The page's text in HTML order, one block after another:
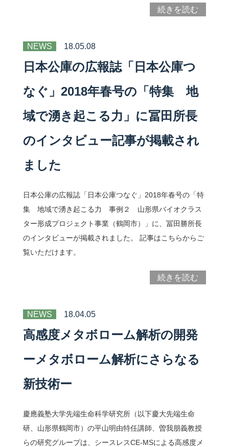
続きを読む
NEWS 18.05.08
日本公庫の広報誌「日本公庫つ
なぐ」2018年春号の「特集 地
域で湧き起こる力」に冨田所長
のインタビュー記事が掲載され
ました
日本公庫の広報誌「日本公庫つなぐ」2018年春号の「特
集 地域で湧き起こる力 事例２ 山形県バイオクラス
ター形成プロジェクト事業（鶴岡市）」に、冨田勝所長
のインタビューが掲載されました。 記事はこちらからご
覧いただけます。
続きを読む
NEWS 18.04.05
高感度メタボローム解析の開発
ーメタボローム解析にさらなる
新技術ー
慶應義塾大学先端生命科学研究所（以下慶大先端生命
研、山形県鶴岡市）の平山明由特任講師、曽我朋義教授
らの研究グループは、シースレスCE-MSによる高感度メ